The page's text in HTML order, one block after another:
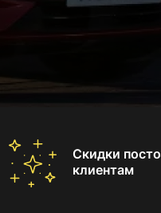
Скидки
клиентам